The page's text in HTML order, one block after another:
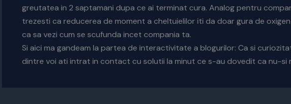
greutatea in 2 saptamani dupa ce ai terminat cura. Analog pentru
trezesti ca reducerea de moment a cheltuielilor iti da doar gura de
ca sa vezi cum se scufunda incet compania ta.
Si aici ma gandeam la partea de interactivitate a blogurilor: Ca si
dintre voi ati intrat in contact cu solutii la minut ce s-au dovedit ca nu-si